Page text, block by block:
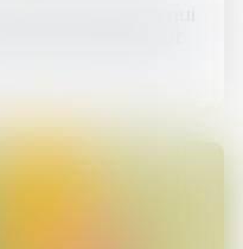
procédure qui
la facture début